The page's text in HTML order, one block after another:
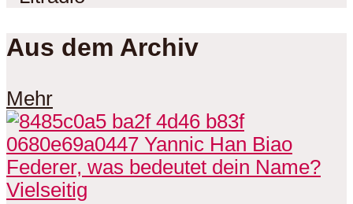
Aus dem Archiv
Mehr
Vielseitig